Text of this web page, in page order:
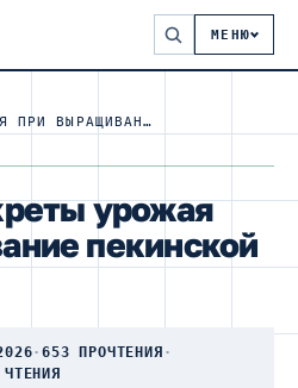
МЕНЮ
ОСНОВЫ И СЕКРЕТЫ УРОЖАЯ ПРИ ВЫРАЩИВАНИЕ ПЕКИНСКОЙ КАПУСТЫ
урожая
пекинской
·653 ПРОЧТЕНИЯ ·